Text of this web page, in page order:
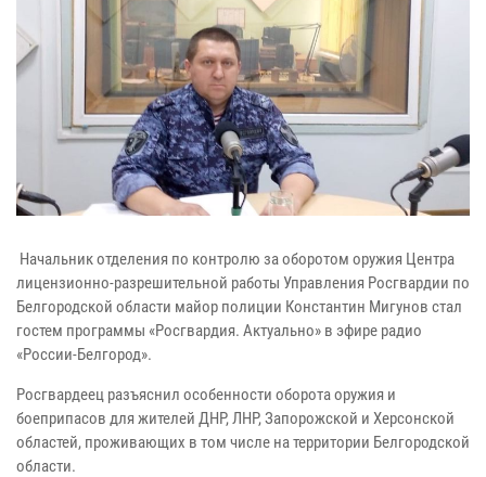
Начальник отделения по контролю за оборотом оружия Центра
лицензионно-разрешительной работы Управления Росгвардии по
Белгородской области майор полиции Константин Мигунов стал
гостем программы «Росгвардия. Актуально» в эфире радио
«России-Белгород».
Росгвардеец разъяснил особенности оборота оружия и
боеприпасов для жителей ДНР, ЛНР, Запорожской и Херсонской
областей, проживающих в том числе на территории Белгородской
области.